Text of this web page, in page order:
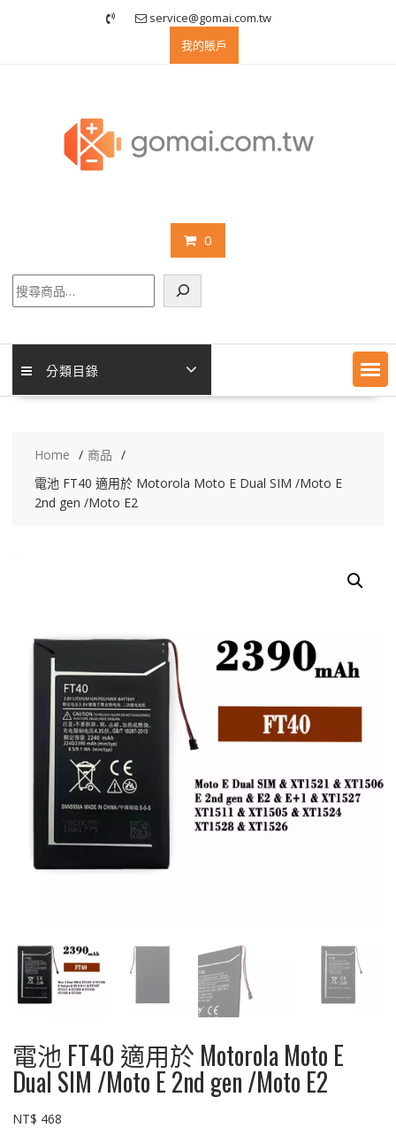
service@gomai.com.tw
我的賬戶
0
尋
分類目錄
Home
商品
電池 FT40 適用於 Motorola Moto E Dual SIM /Moto E
2nd gen /Moto E2
電池 FT40 適用於 Motorola Moto E
Dual SIM /Moto E 2nd gen /Moto E2
NT$ 468